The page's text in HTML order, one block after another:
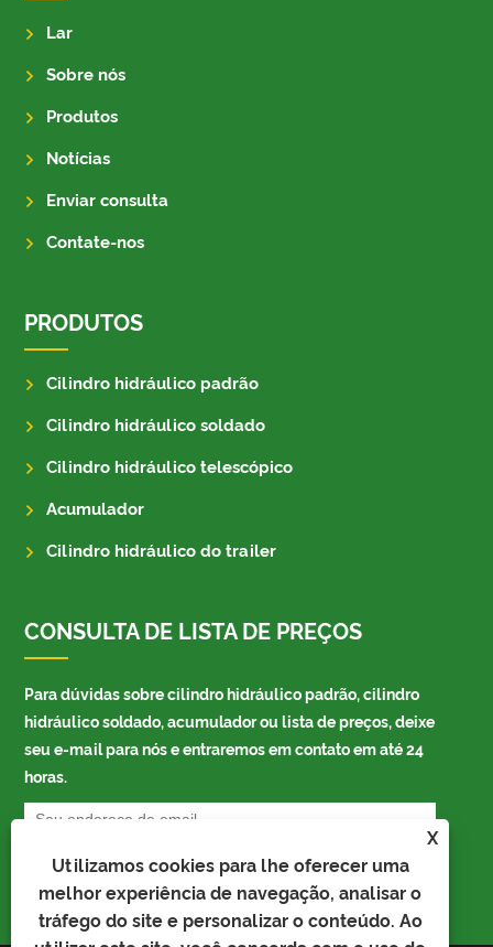
X
Utilizamos cookies para lhe oferecer uma
melhor experiência de navegação, analisar o
tráfego do site e personalizar o conteúdo. Ao
Lar
Sobre nós
Produtos
Notícias
Enviar consulta
Contate-nos
PRODUTOS
Cilindro hidráulico padrão
Cilindro hidráulico soldado
Cilindro hidráulico telescópico
Acumulador
Cilindro hidráulico do trailer
CONSULTA DE LISTA DE PREÇOS
Para dúvidas sobre cilindro hidráulico padrão, cilindro
hidráulico soldado, acumulador ou lista de preços, deixe
seu e-mail para nós e entraremos em contato em até 24
horas.